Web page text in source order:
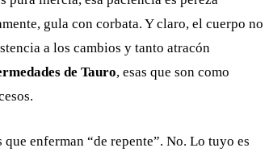
gula con corbata. Y claro, el cuerpo no
a los cambios y tanto atracón
de Tauro, esas que son como
enferman “de repente”. No. Lo tuyo es